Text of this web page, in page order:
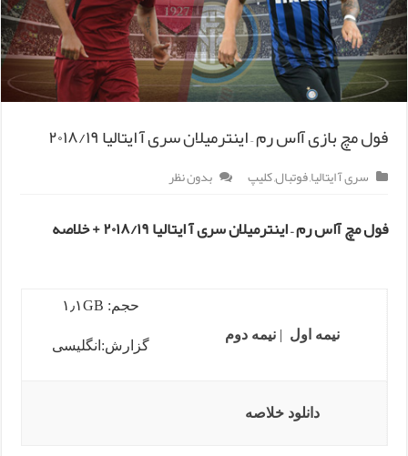
فول مچ بازی آاس رم – اینترمیلان سری آ ایتالیا ۲۰۱۸/۱۹
سری آ ایتالیا,فوتبال,کلیپ بدون نظر
فول مچ آاس رم – اینترمیلان سری آ ایتالیا ۲۰۱۸/۱۹ + خلاصه
نیمه اول | نیمه دوم
حجم: ۱٫۱GB
گزارش:انگلیسی
دانلود خلاصه